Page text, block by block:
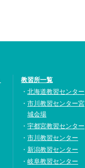
教習所一覧
北海道教習センター
市川教習センター宮
城会場
宇都宮教習センター
市川教習センター
新潟教習センター
岐阜教習センター